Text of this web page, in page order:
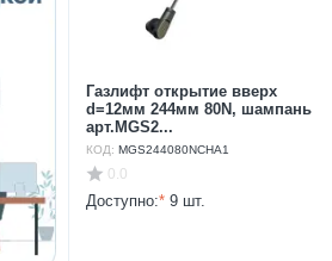
Газлифт открытие вверх
d=12мм 244мм 80N, шампань
арт.MGS2...
КОД: MGS244080NCHA1
0.0
Доступно:* 9 шт.